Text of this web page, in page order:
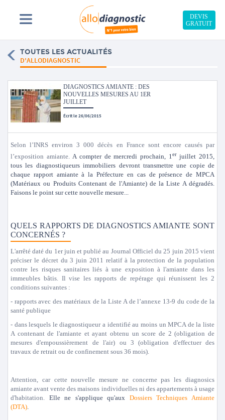
DEVIS
GRATUIT
TOUTES LES ACTUALITÉS
D'ALLODIAGNOSTIC
DIAGNOSTICS AMIANTE : DES
NOUVELLES MESURES AU 1ER
JUILLET
Écrit le 26/06/2015
Selon l’INRS environ 3 000 décès en France sont encore causés par
l’exposition amiante.A compter de mercredi prochain, 1erjuillet 2015,
tous les diagnostiqueurs immobiliers devront transmettre une copie de
chaque rapport amiante à la Préfecture en cas de présence de MPCA
(Matériaux ou Produits Contenant de l'Amiante) de la Liste A dégradés.
Faisons le point sur cette nouvelle mesure...
QUELS RAPPORTS DE DIAGNOSTICS AMIANTE SONT
CONCERNÉS ?
L'arrêté daté du 1er juin et publié au Journal Officiel du 25 juin 2015 vient
préciser le décret du 3 juin 2011 relatif à la protection de la population
contre les risques sanitaires liés à une exposition à l'amiante dans les
immeubles bâtis. Il vise les rapports de repérage qui réunissent les 2
conditions suivantes :
- rapports avec des matériaux de la Liste A de l’annexe 13-9 du code de la
santé publique
- dans lesquels le diagnostiqueur a identifié au moins un MPCA de la liste
A contenant de l'amiante et ayant obtenu un score de 2 (obligation de
mesures d'empoussièrement de l'air) ou 3 (obligation d'effectuer des
travaux de retrait ou de confinement sous 36 mois).
Attention, car cette nouvelle mesure ne concerne pas les diagnosics
amiante avant vente des maisons individuelles ni des appartements à usage
d'habitation. Elle ne s'applique qu'aux Dossiers Techniques Amiante
(DTA).